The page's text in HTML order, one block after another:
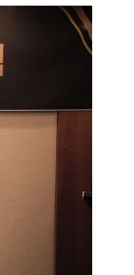
[속보] '길이 1.5m' 안동 물놀
이 출몰…한때 시민 대피 소동
송영길·김민석, '조희대 탄핵
함께한 김민석에 갈 것"
가 주주환원책 3분기 발표